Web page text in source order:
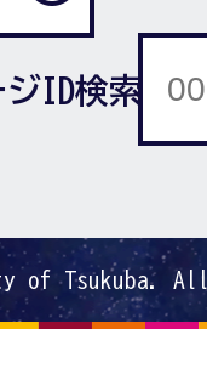
ジID検索
of Tsukuba.